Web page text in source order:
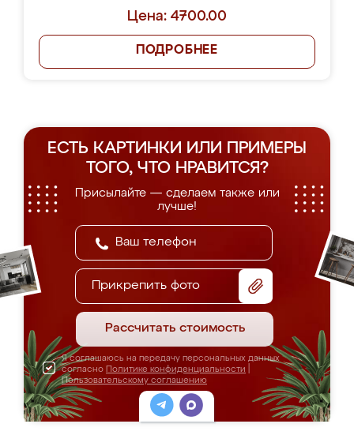
Цена: 4700.00
ПОДРОБНЕЕ
ЕСТЬ КАРТИНКИ ИЛИ ПРИМЕРЫ
ТОГО, ЧТО НРАВИТСЯ?
Присылайте — сделаем также или
лучше!
Прикрепить фото
Рассчитать стоимость
Я соглашаюсь на передачу персональных данных
согласно Политике конфиденциальности
Пользовательскому соглашению